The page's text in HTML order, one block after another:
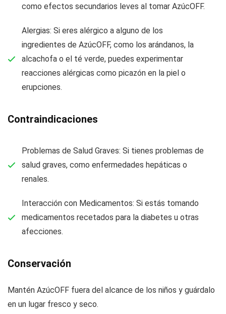
como efectos secundarios leves al tomar AzúcOFF.
Alergias: Si eres alérgico a alguno de los
ingredientes de AzúcOFF, como los arándanos, la
alcachofa o el té verde, puedes experimentar
reacciones alérgicas como picazón en la piel o
erupciones.
Contraindicaciones
Problemas de Salud Graves: Si tienes problemas de
salud graves, como enfermedades hepáticas o
renales.
Interacción con Medicamentos: Si estás tomando
medicamentos recetados para la diabetes u otras
afecciones.
Conservación
Mantén AzúcOFF fuera del alcance de los niños y guárdalo
en un lugar fresco y seco.